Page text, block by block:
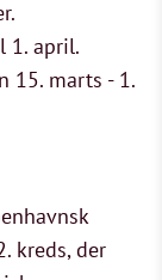
1. april.
15. marts - 1.
kreds, der